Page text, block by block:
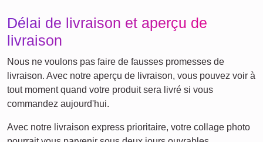
Délai de livraison et aperçu de
livraison
Nous ne voulons pas faire de fausses promesses de
livraison. Avec notre aperçu de livraison, vous pouvez voir à
tout moment quand votre produit sera livré si vous
commandez aujourd'hui.
Avec notre livraison express prioritaire, votre collage photo